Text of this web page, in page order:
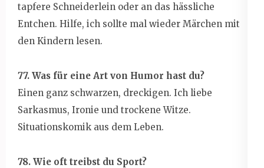
tapfere Schneiderlein oder an das hässliche
Entchen. Hilfe, ich sollte mal wieder Märchen mit
den Kindern lesen.
77. Was für eine Art von Humor hast du?
Einen ganz schwarzen, dreckigen. Ich liebe
Sarkasmus, Ironie und trockene Witze.
Situationskomik aus dem Leben.
78. Wie oft treibst du Sport?